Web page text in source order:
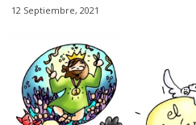
12 Septiembre, 2021